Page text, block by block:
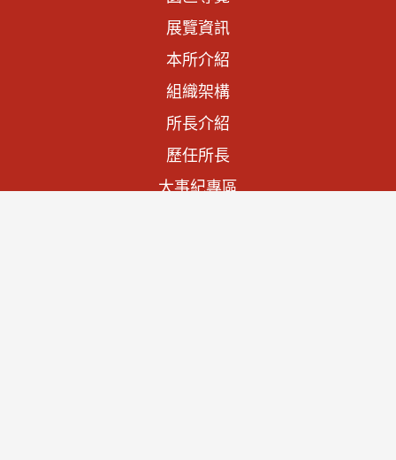
展覽資訊
本所介紹
組織架構
所長介紹
歷任所長
大事紀專區